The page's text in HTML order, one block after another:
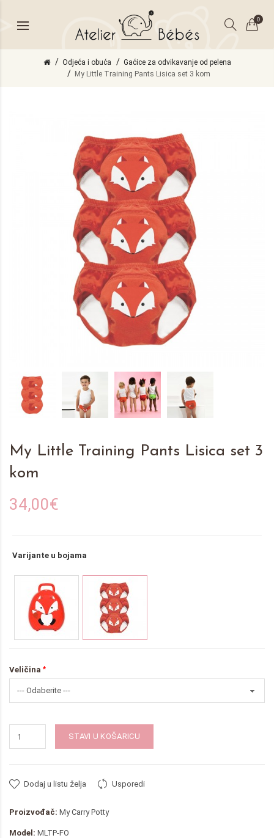
0
Odjeća i obuća
Gaćice za odvikavanje od pelena
My Little Training Pants Lisica set 3 kom
My Little Training Pants Lisica set 3
kom
34,00€
Varijante u bojama
Veličina
STAVI U KOŠARICU
Dodaj u listu želja Usporedi
Proizvođač: My Carry Potty
Model: MLTP-FO